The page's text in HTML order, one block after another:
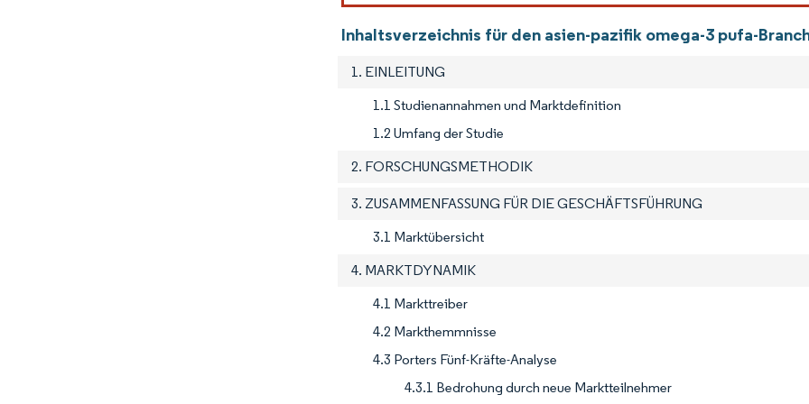
Inhaltsverzeichnis für den asien-pazifik omega-3 pufa-
1. EINLEITUNG
1.1 Studienannahmen und Marktdefinition
1.2 Umfang der Studie
2. FORSCHUNGSMETHODIK
3. ZUSAMMENFASSUNG FÜR DIE GESCHÄFTSFÜHRUNG
3.1 Marktübersicht
4. MARKTDYNAMIK
4.1 Markttreiber
4.2 Markthemmnisse
4.3 Porters Fünf-Kräfte-Analyse
4.3.1 Bedrohung durch neue Marktteilnehmer